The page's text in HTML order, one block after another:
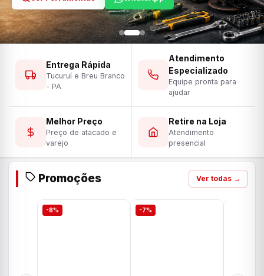
Entrega Rápida
Tucuruí e Breu Branco
- PA
Atendimento
Especializado
Equipe pronta para
ajudar
Melhor Preço
Preço de atacado e
varejo
Retire na Loja
Atendimento
presencial
Promoções Ver todas →
-8% -7%